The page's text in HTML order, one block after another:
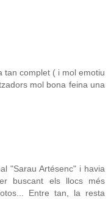
tan complet ( i mol emotiu
mol bona feina una
"Sarau Artésenc" i havia
buscant els llocs més
Entre tan, la resta